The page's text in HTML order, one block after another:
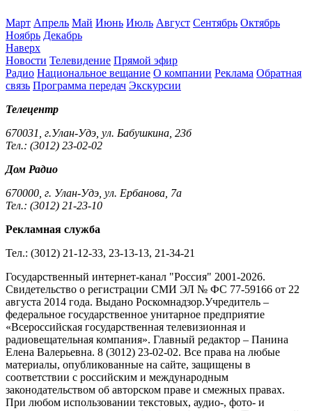
Март Апрель Май Июнь Июль Август Сентябрь Октябрь
Ноябрь Декабрь
Наверх
Новости Телевидение Прямой эфир
Радио Национальное вещание О компании Реклама Обратная
связь Программа передач Экскурсии
Телецентр
670031, г.Улан-Удэ, ул. Бабушкина, 23б
Тел.: (3012) 23-02-02
Дом Радио
670000, г. Улан-Удэ, ул. Ербанова, 7а
Тел.: (3012) 21-23-10
Рекламная служба
Тел.: (3012) 21-12-33, 23-13-13, 21-34-21
Государственный интернет-канал "Россия" 2001-2026.
Cвидетельство о регистрации СМИ ЭЛ № ФС 77-59166 от 22
августа 2014 года. Выдано Роскомнадзор.Учредитель –
федеральное государственное унитарное предприятие
«Всероссийская государственная телевизионная и
радиовещательная компания». Главный редактор – Панина
Елена Валерьевна. 8 (3012) 23-02-02. Все права на любые
материалы, опубликованные на сайте, защищены в
соответствии с российским и международным
законодательством об авторском праве и смежных правах.
При любом использовании текстовых, аудио-, фото- и